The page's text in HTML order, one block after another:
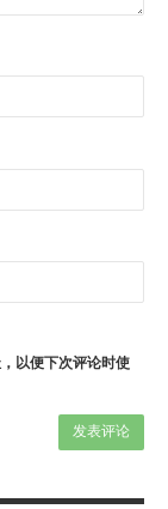
以便下次评论时使